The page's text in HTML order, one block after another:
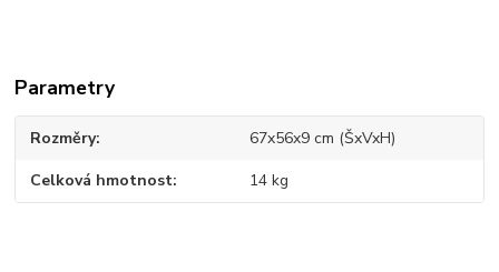
Parametry
Rozměry 67x56x9 cm (ŠxVxH)
Celková hmotnost 14 kg